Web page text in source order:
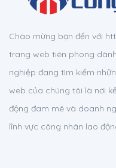
Chào mừng bạn đến với
trang web tiên phong
nghiệp đang tìm kiếm
web của chúng tôi là nơi
động đam mê và doanh
lĩnh vực công nhân lao